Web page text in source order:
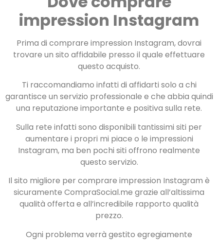
impression Instagram
Prima di comprare impression Instagram, dovrai
trovare un sito affidabile presso il quale effettuare
questo acquisto.
Ti raccomandiamo infatti di affidarti solo a chi
garantisce un servizio professionale e che abbia quindi
una reputazione importante e positiva sulla rete.
Sulla rete infatti sono disponibili tantissimi siti per
aumentare i propri mi piace o le impressioni
Instagram, ma ben pochi siti offrono realmente
questo servizio.
Il sito migliore per comprare impression Instagram è
sicuramente CompraSocial.me grazie all’altissima
qualità offerta e all’incredibile rapporto qualità
prezzo.
Ogni problema verrà gestito egregiamente